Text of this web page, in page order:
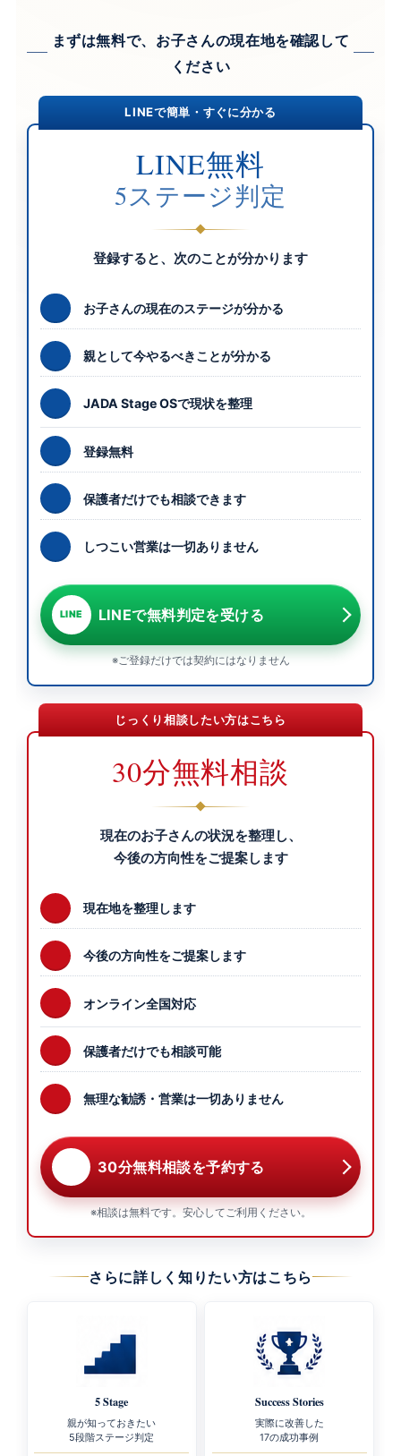
まずは無料で、お子さんの現在地を確認して
ください
LINEで簡単・すぐに分かる
LINE無料
5ステージ判定
登録すると、次のことが分かります
お子さんの現在のステージが分かる
親として今やるべきことが分かる
JADA Stage OSで現状を整理
登録無料
保護者だけでも相談できます
しつこい営業は一切ありません
LINE LINEで無料判定を受ける
※ご登録だけでは契約にはなりません
じっくり相談したい方はこちら
30分無料相談
現在のお子さんの状況を整理し、
今後の方向性をご提案します
現在地を整理します
今後の方向性をご提案します
オンライン全国対応
保護者だけでも相談可能
無理な勧誘・営業は一切ありません
30分無料相談を予約する
※相談は無料です。安心してご利用ください。
さらに詳しく知りたい方はこちら
5 Stage
親が知っておきたい
5段階ステージ判定
Success Stories
実際に改善した
17の成功事例